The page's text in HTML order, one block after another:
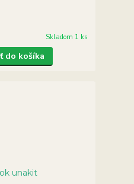
Skladom 1 ks
do košíka